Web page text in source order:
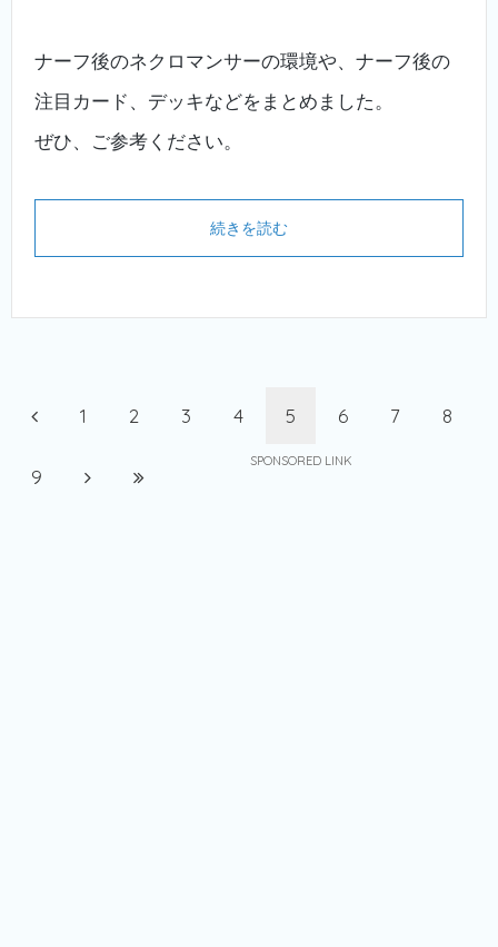
ナーフ後のネクロマンサーの環境や、ナーフ後の
注目カード、デッキなどをまとめました。
ぜひ、ご参考ください。
続きを読む
1 2 3 4 5 6 7 8
9
SPONSORED LINK